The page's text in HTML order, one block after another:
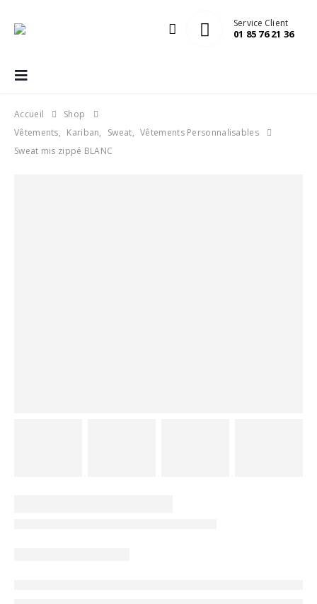
Service Client
01 85 76 21 36
Accueil
Shop
Vêtements, Kariban, Sweat, Vêtements Personnalisables
Sweat mis zippé BLANC